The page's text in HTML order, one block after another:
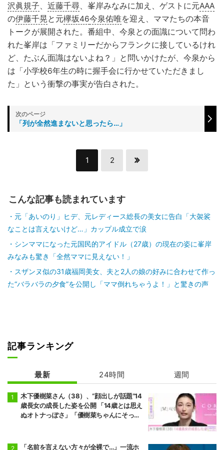
沢眞規子、 近藤千尋、峯岸みなみに加え、ゲストに元AAA
の伊藤千晃と元欅坂46今泉佑唯を迎え、ママたちの本音
トークが展開された。番組中、今泉との面識について問わ
れた峯岸は「ファミリーだからフランクに接しているけれ
ど、たぶん面識はないよね？」と問いかけたが、今泉から
は「小学校6年生の時に握手会に行かせていただきまし
た」という衝撃の事実が告白された。
「列が全然進まないと思ったら…」
1 2
こんな記事も読まれています
元「あいのり」ヒデ、元レディース総長の美女に告白「大袈裟
なことは言えないけど…」カップル成立で涙
シンママになった元国民的アイドル（27歳）の現在の姿に峯岸
みなみも驚き「全然ママに見えない！」
スザンヌ似の31歳福岡美女、夫と2人の娘の好みに合わせて作っ
た“バラバラの夕食”を公開し「ママ倒れちゃうよ！」と驚きの声
記事ランキング
最新 24時間 週間
木下優樹菜さん（38）、“顔出しが話題”14
歳長女の成長した姿を公開 「14歳とは思え
ぬオトナっぽさ」「優樹菜ちゃんにそっく
「名前を言えない方々が全裸で…」一流ホ